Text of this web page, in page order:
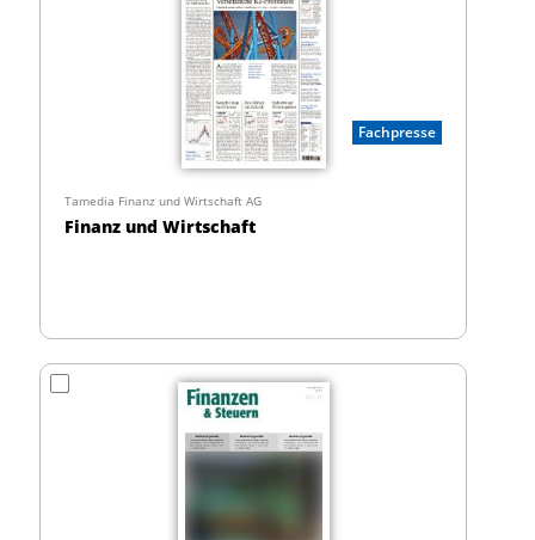
Fachpresse
Tamedia Finanz und Wirtschaft AG
Finanz und Wirtschaft